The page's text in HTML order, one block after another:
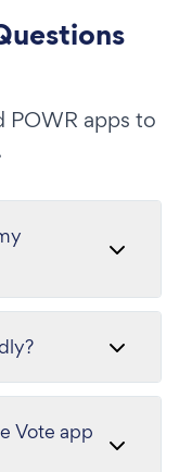
POWR apps to
Vote app